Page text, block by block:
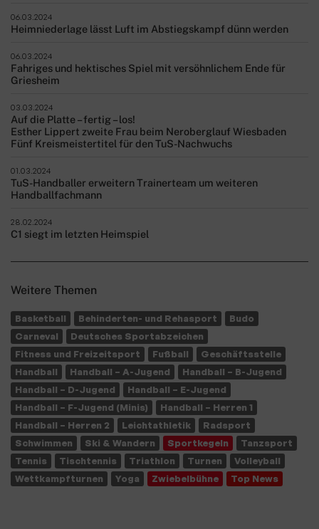
06.03.2024
Heimniederlage lässt Luft im Abstiegskampf dünn werden
06.03.2024
Fahriges und hektisches Spiel mit versöhnlichem Ende für
Griesheim
03.03.2024
Auf die Platte – fertig – los!
Esther Lippert zweite Frau beim Neroberglauf Wiesbaden
Fünf Kreismeistertitel für den TuS-Nachwuchs
01.03.2024
TuS-Handballer erweitern Trainerteam um weiteren
Handballfachmann
28.02.2024
C1 siegt im letzten Heimspiel
Weitere Themen
Basketball Behinderten- und Rehasport
Budo
Carneval
Deutsches Sportabzeichen
Fitness und Freizeitsport
Fußball
Geschäftsstelle
Handball
Handball – A-Jugend
Handball – B-Jugend
Handball – D-Jugend
Handball – E-Jugend
Handball – F-Jugend (Minis)
Handball – Herren 1
Handball – Herren 2
Leichtathletik
Radsport
Schwimmen
Ski & Wandern Sportkegeln
Tanzsport
Tennis
Tischtennis Triathlon Turnen
Volleyball
Wettkampfturnen
Yoga Zwiebelbühne Top News